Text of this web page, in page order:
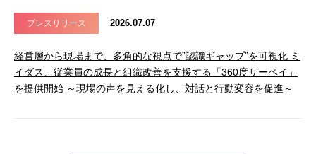
プレスリリース 2026.07.07
経営層から現場まで、多角的な視点で”認識ギャップ”を可視化 ミ
イダス、従業員の成長と組織改善を支援する「360度サーベイ」
を提供開始 ～現場の声を見える化し、対話と行動変容を促進～